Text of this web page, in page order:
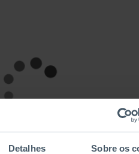
Detalhes Sobre os